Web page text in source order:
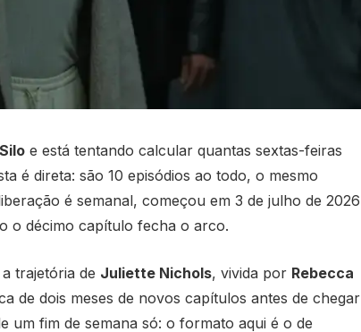
Siloe está tentando calcular quantas sextas-feiras
é direta: são 10 episódios ao todo, o mesmo
é semanal, começou em 3 de julho de 2026
o décimo capítulo fecha o arco.
trajetória de Juliette Nichols, vivida por Rebecca
de dois meses de novos capítulos antes de chegar
um fim de semana só: o formato aqui é o de